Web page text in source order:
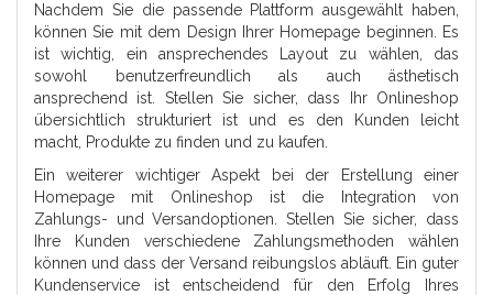
Nachdem Sie die passende Plattform ausgewählt haben,
können Sie mit dem Design Ihrer Homepage beginnen. Es
ist wichtig, ein ansprechendes Layout zu wählen, das
sowohl benutzerfreundlich als auch ästhetisch
ansprechend ist. Stellen Sie sicher, dass Ihr Onlineshop
übersichtlich strukturiert ist und es den Kunden leicht
macht, Produkte zu finden und zu kaufen.
Ein weiterer wichtiger Aspekt bei der Erstellung einer
Homepage mit Onlineshop ist die Integration von
Zahlungs- und Versandoptionen. Stellen Sie sicher, dass
Ihre Kunden verschiedene Zahlungsmethoden wählen
können und dass der Versand reibungslos abläuft. Ein guter
Kundenservice ist entscheidend für den Erfolg Ihres